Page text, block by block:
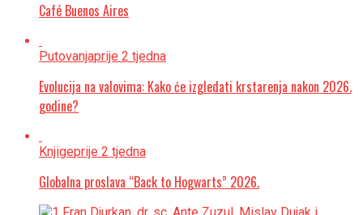
Café Buenos Aires
Putovanjaprije 2 tjedna
Evolucija na valovima: Kako će izgledati krstarenja nakon 2026.
godine?
Knjigeprije 2 tjedna
Globalna proslava “Back to Hogwarts” 2026.